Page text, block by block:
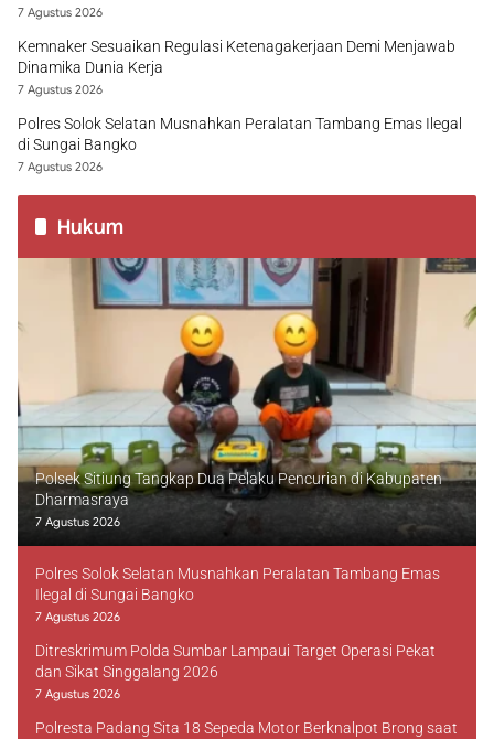
7 Agustus 2026
Kemnaker Sesuaikan Regulasi Ketenagakerjaan Demi Menjawab
Dinamika Dunia Kerja
7 Agustus 2026
Polres Solok Selatan Musnahkan Peralatan Tambang Emas Ilegal
di Sungai Bangko
7 Agustus 2026
Hukum
Polsek Sitiung Tangkap Dua Pelaku Pencurian di Kabupaten
Dharmasraya
7 Agustus 2026
Polres Solok Selatan Musnahkan Peralatan Tambang Emas
Ilegal di Sungai Bangko
7 Agustus 2026
Ditreskrimum Polda Sumbar Lampaui Target Operasi Pekat
dan Sikat Singgalang 2026
7 Agustus 2026
Polresta Padang Sita 18 Sepeda Motor Berknalpot Brong saat